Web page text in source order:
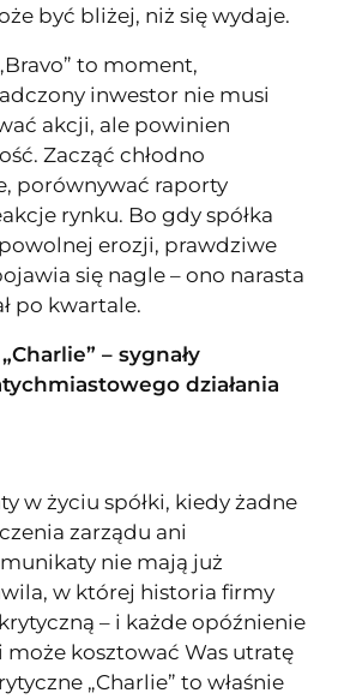
być bliżej, niż się wydaje.
to moment,
inwestor nie musi
akcji, ale powinien
Zacząć chłodno
porównywać raporty
rynku. Bo gdy spółka
erozji, prawdziwe
się nagle – ono narasta
po kwartale.
– sygnały
działania
w życiu spółki, kiedy żadne
zarządu ani
nie mają już
w której historia firmy
– i każde opóźnienie
może kosztować Was utratę
„Charlie” to właśnie